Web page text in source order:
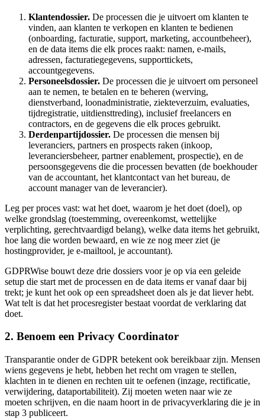
Klantendossier. De processen die je uitvoert om klanten te
vinden, aan klanten te verkopen en klanten te bedienen
(onboarding, facturatie, support, marketing, accountbeheer),
en de data items die elk proces raakt: namen, e-mails,
adressen, facturatiegegevens, supporttickets,
accountgegevens.
Personeelsdossier. De processen die je uitvoert om personeel
aan te nemen, te betalen en te beheren (werving,
dienstverband, loonadministratie, ziekteverzuim, evaluaties,
tijdregistratie, uitdiensttreding), inclusief freelancers en
contractors, en de gegevens die elk proces gebruikt.
Derdenpartijdossier. De processen die mensen bij
leveranciers, partners en prospects raken (inkoop,
leveranciersbeheer, partner enablement, prospectie), en de
persoonsgegevens die die processen bevatten (de boekhouder
van de accountant, het klantcontact van het bureau, de
account manager van de leverancier).
Leg per proces vast: wat het doet, waarom je het doet (doel), op
welke grondslag (toestemming, overeenkomst, wettelijke
verplichting, gerechtvaardigd belang), welke data items het gebruikt,
hoe lang die worden bewaard, en wie ze nog meer ziet (je
hostingprovider, je e-mailtool, je accountant).
GDPRWise bouwt deze drie dossiers voor je op via een geleide
setup die start met de processen en de data items er vanaf daar bij
trekt; je kunt het ook op een spreadsheet doen als je dat liever hebt.
Wat telt is dat het procesregister bestaat voordat de verklaring dat
doet.
2. Benoem een Privacy Coordinator
Transparantie onder de GDPR betekent ook bereikbaar zijn. Mensen
wiens gegevens je hebt, hebben het recht om vragen te stellen,
klachten in te dienen en rechten uit te oefenen (inzage, rectificatie,
verwijdering, dataportabiliteit). Zij moeten weten naar wie ze
moeten schrijven, en die naam hoort in de privacyverklaring die je in
stap 3 publiceert.